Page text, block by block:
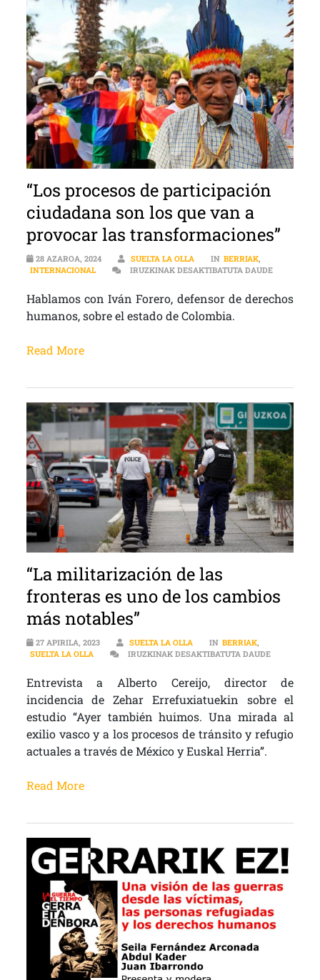
“Los procesos de participación
ciudadana son los que van a
provocar las transformaciones”
28 AZAROA, 2024 SUELTA LA OLLA IN BERRIAK,
INTERNACIONAL
IRUZKINAK DESAKTIBATUTA DAUDE“LOS
Hablamos con Iván Forero, defensor de derechos
humanos, sobre el estado de Colombia.
Read More
“La militarización de las
fronteras es uno de los cambios
más notables”
27 APIRILA, 2023 SUELTA LA OLLA IN BERRIAK,
SUELTA LA OLLA
IRUZKINAK DESAKTIBATUTA DAUDE“LA
Entrevista a Alberto Cereijo, director de
incidencia de Zehar Errefuxiatuekin sobre el
estudio “Ayer también huimos. Una mirada al
exilio vasco y a los procesos de tránsito y refugio
actuales a través de México y Euskal Herria”.
Read More